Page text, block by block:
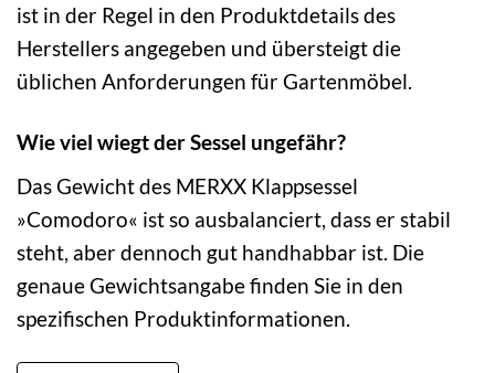
ist in der Regel in den Produktdetails des
Herstellers angegeben und übersteigt die
üblichen Anforderungen für Gartenmöbel.
Wie viel wiegt der Sessel ungefähr?
Das Gewicht des MERXX Klappsessel
»Comodoro« ist so ausbalanciert, dass er stabil
steht, aber dennoch gut handhabbar ist. Die
genaue Gewichtsangabe finden Sie in den
spezifischen Produktinformationen.